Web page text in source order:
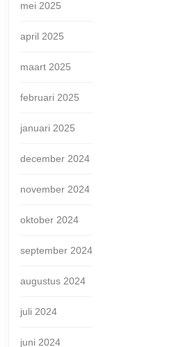
mei 2025
april 2025
maart 2025
februari 2025
januari 2025
december 2024
november 2024
oktober 2024
september 2024
augustus 2024
juli 2024
juni 2024